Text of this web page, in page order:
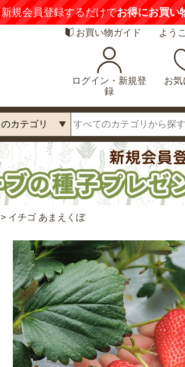
新規会員登録するだけでお得にお買い
お買い物ガイド よう
ログイン・新規登
録
お気
> イチゴ あまえくぼ